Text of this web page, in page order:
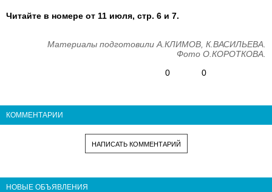
Читайте в номере от 11 июля, стр. 6 и 7.
Материалы подготовили А.КЛИМОВ, К.ВАСИЛЬЕВА.
Фото О.КОРОТКОВА.
0
0
КОММЕНТАРИИ
НАПИСАТЬ КОММЕНТАРИЙ
НОВЫЕ ОБЪЯВЛЕНИЯ